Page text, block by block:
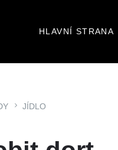
HLAVNÍ STRANA
JÍDLO